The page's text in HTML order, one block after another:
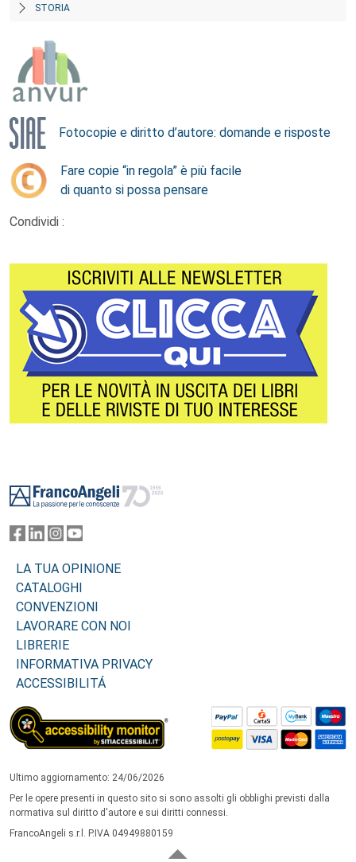
STORIA
Fotocopie e diritto d’autore: domande e risposte
Fare copie “in regola” è più facile
di quanto si possa pensare
Condividi :
LA TUA OPINIONE
CATALOGHI
CONVENZIONI
LAVORARE CON NOI
LIBRERIE
INFORMATIVA PRIVACY
ACCESSIBILITÁ
Ultimo aggiornamento: 24/06/2026
Per le opere presenti in questo sito si sono assolti gli obblighi previsti dalla
normativa sul diritto d'autore e sui diritti connessi.
FrancoAngeli s.r.l. P.IVA 04949880159